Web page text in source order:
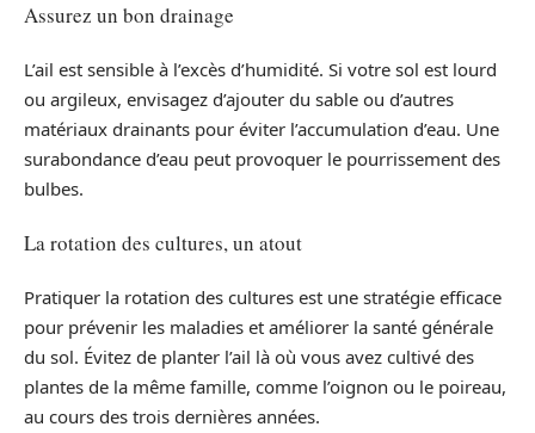
Assurez un bon drainage
L’ail est sensible à l’excès d’humidité. Si votre sol est lourd
ou argileux, envisagez d’ajouter du sable ou d’autres
matériaux drainants pour éviter l’accumulation d’eau. Une
surabondance d’eau peut provoquer le pourrissement des
bulbes.
La rotation des cultures, un atout
Pratiquer la rotation des cultures est une stratégie efficace
pour prévenir les maladies et améliorer la santé générale
du sol. Évitez de planter l’ail là où vous avez cultivé des
plantes de la même famille, comme l’oignon ou le poireau,
au cours des trois dernières années.